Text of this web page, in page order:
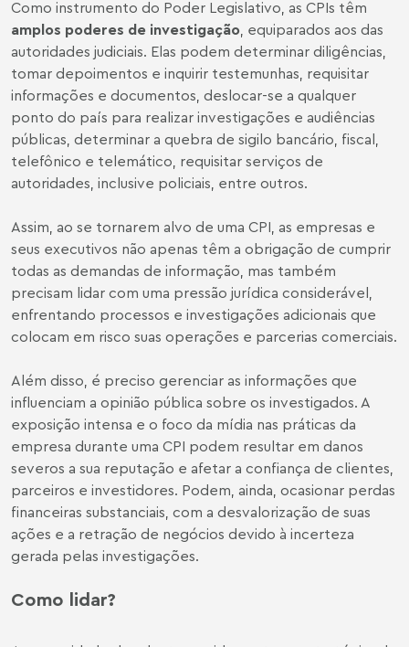
Como instrumento do Poder Legislativo, as CPIs têm
amplos poderes de investigação , equiparados aos das
autoridades judiciais. Elas podem determinar diligências,
tomar depoimentos e inquirir testemunhas, requisitar
informações e documentos, deslocar-se a qualquer
ponto do país para realizar investigações e audiências
públicas, determinar a quebra de sigilo bancário, fiscal,
telefônico e telemático, requisitar serviços de
autoridades, inclusive policiais, entre outros.
Assim, ao se tornarem alvo de uma CPI, as empresas e
seus executivos não apenas têm a obrigação de cumprir
todas as demandas de informação, mas também
precisam lidar com uma pressão jurídica considerável,
enfrentando processos e investigações adicionais que
colocam em risco suas operações e parcerias comerciais.
Além disso, é preciso gerenciar as informações que
influenciam a opinião pública sobre os investigados. A
exposição intensa e o foco da mídia nas práticas da
empresa durante uma CPI podem resultar em danos
severos a sua reputação e afetar a confiança de clientes,
parceiros e investidores. Podem, ainda, ocasionar perdas
financeiras substanciais, com a desvalorização de suas
ações e a retração de negócios devido à incerteza
gerada pelas investigações.
Como lidar?